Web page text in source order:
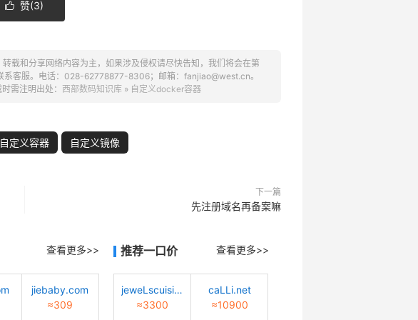
 赞(3)
载和分享网络内容为主，如果涉及侵权请尽快告知，我们将会在第
系客服。电话：028-62778877-8306；邮箱：fanjiao@west.cn。
需注明出处： 西部数码知识库» 自定义docker容器
自定义容器 自定义镜像
下一篇
先注册域名再备案嘛
查看更多>>
jiebaby.com
≈309
推荐一口价 查看更多>>
jeweLscuisine.com
≈3300
caLLi.net
≈10900